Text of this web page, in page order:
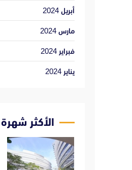
أبريل 2024
مارس 2024
فبراير 2024
يناير 2024
الأكثر شهرة